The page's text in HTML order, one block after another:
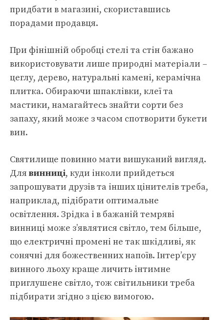
придбати в магазині, скориставшись
порадами продавця.
При фінішній обробці стелі та стін бажано
використовувати лише природні матеріали –
цеглу, дерево, натуральні камені, керамічна
плитка. Обираючи шпаклівки, клеї та
мастики, намагайтесь знайти сорти без
запаху, який може з часом спотворити букети
вин.
Святилище повинно мати вишуканий вигляд.
Для винниці, куди інколи прийдеться
запрошувати друзів та інших цінителів треба,
наприклад, підібрати оптимальне
освітлення. Зрідка і в бажаній темряві
винниці може з’являтися світло, тем більше,
що електричні промені не так шкідливі, як
сонячні для божественних напоїв. Інтер’єру
винного льоху краще личить інтимне
приглушене світло, тож світильники треба
підбирати згідно з цією вимогою.